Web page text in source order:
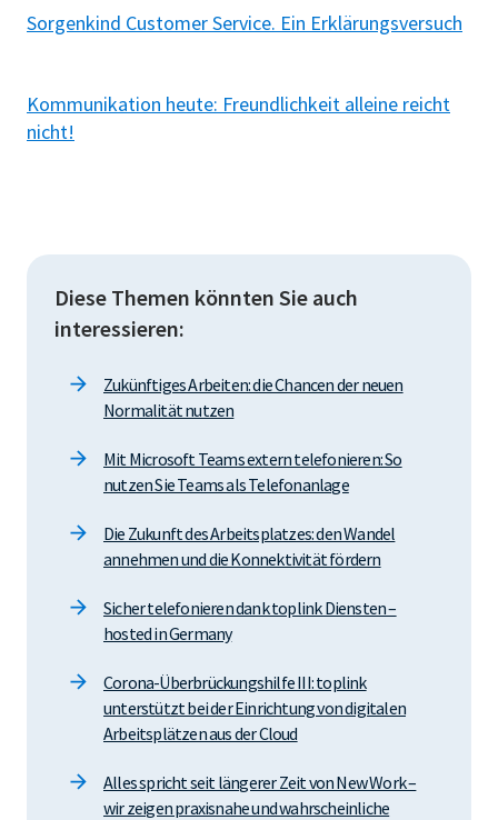
Sorgenkind Customer Service. Ein Erklärungsversuch
Kommunikation heute: Freundlichkeit alleine reicht
nicht!
Diese Themen könnten Sie auch
interessieren:
Zukünftiges Arbeiten: die Chancen der neuen
Normalität nutzen
Mit Microsoft Teams extern telefonieren: So
nutzen Sie Teams als Telefonanlage
Die Zukunft des Arbeitsplatzes: den Wandel
annehmen und die Konnektivität fördern
Sicher telefonieren dank toplink Diensten –
hosted in Germany
Corona-Überbrückungshilfe III: toplink
unterstützt bei der Einrichtung von digitalen
Arbeitsplätzen aus der Cloud
Alles spricht seit längerer Zeit von New Work –
wir zeigen praxisnahe und wahrscheinliche